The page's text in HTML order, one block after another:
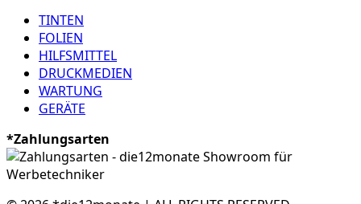
TINTEN
FOLIEN
HILFSMITTEL
DRUCKMEDIEN
WARTUNG
GERÄTE
*Zahlungsarten